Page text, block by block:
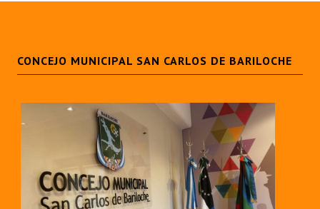
CONCEJO MUNICIPAL SAN CARLOS DE BARILOCHE